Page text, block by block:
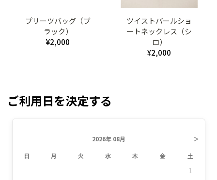
プリーツバッグ（ブ
ラック）
¥2,000
ツイストパールショ
ートネックレス（シ
ロ）
¥2,000
ご利用日を決定する
2026年 08月 ＞
日 月 火 水 木 金 土
1